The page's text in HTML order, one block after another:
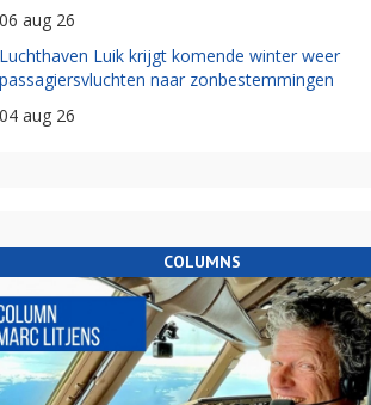
06 aug 26
Luchthaven Luik krijgt komende winter weer
passagiersvluchten naar zonbestemmingen
04 aug 26
COLUMNS